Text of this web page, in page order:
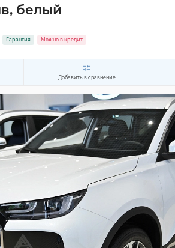
белый
Гарантия Можно в кредит
Добавить в сравнение